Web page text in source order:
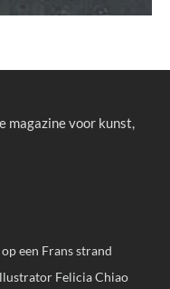
magazine voor kunst,
een Frans strand
Felicia Chiao